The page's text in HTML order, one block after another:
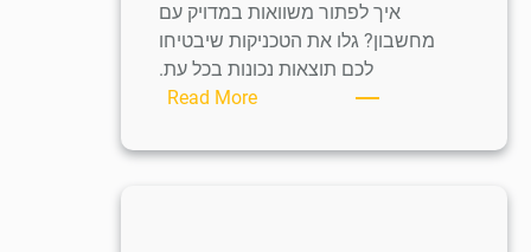
איך לפתור משוואות במדויק עם
מחשבון? גלו את הטכניקות שיבטיחו
לכם תוצאות נכונות בכל עת.
Read More
לפתור